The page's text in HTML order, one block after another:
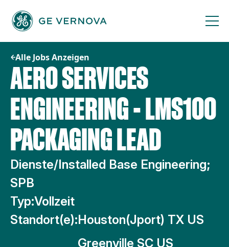
Inhalt
springen
Alle Jobs Anzeigen
AERO SERVICES
ENGINEERING - LMS100
PACKAGING LEAD
Dienste/Installed Base Engineering;
SPB
Typ:Vollzeit
Standort(e):Houston(Jport) TX US
Greenville SC US